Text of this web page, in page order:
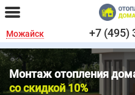
Можайск +7 (495)
Монтаж отопления
со скидкой 10%